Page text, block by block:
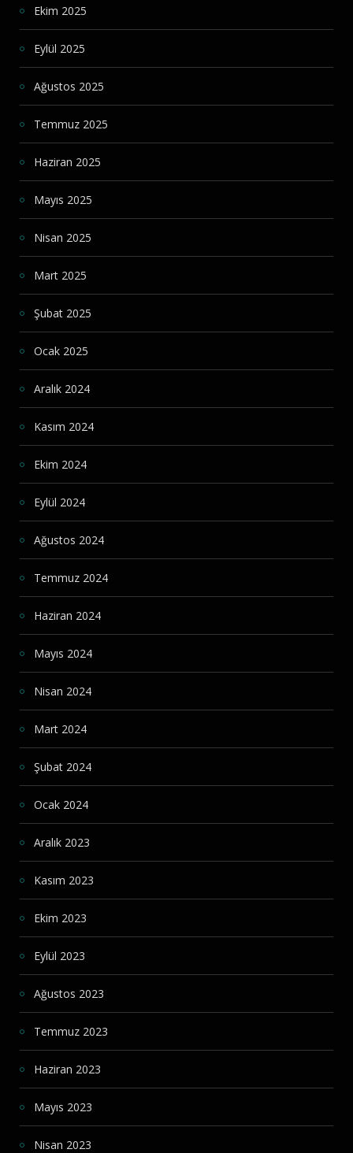
Ekim 2025
Eylül 2025
Ağustos 2025
Temmuz 2025
Haziran 2025
Mayıs 2025
Nisan 2025
Mart 2025
Şubat 2025
Ocak 2025
Aralık 2024
Kasım 2024
Ekim 2024
Eylül 2024
Ağustos 2024
Temmuz 2024
Haziran 2024
Mayıs 2024
Nisan 2024
Mart 2024
Şubat 2024
Ocak 2024
Aralık 2023
Kasım 2023
Ekim 2023
Eylül 2023
Ağustos 2023
Temmuz 2023
Haziran 2023
Mayıs 2023
Nisan 2023